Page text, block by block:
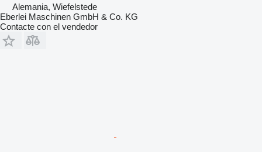
Alemania, Wiefelstede
Eberlei Maschinen GmbH & Co. KG
Contacte con el vendedor